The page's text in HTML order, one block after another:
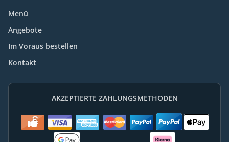
Menü
Angebote
Im Voraus bestellen
Kontakt
AKZEPTIERTE ZAHLUNGSMETHODEN